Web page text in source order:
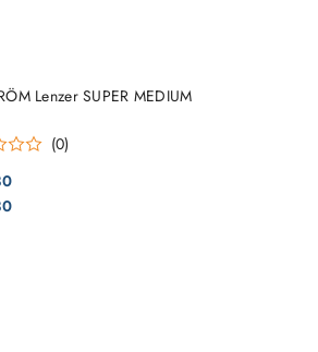
Lenzer SUPER MEDIUM
(0)
DO KOSZYKA